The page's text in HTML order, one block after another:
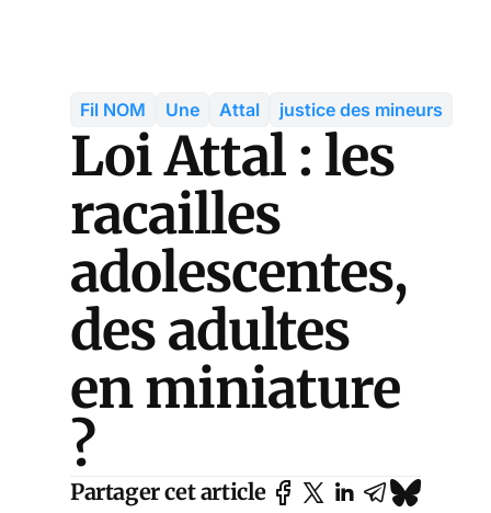
Fil NOM Une Attal justice des mineurs
Loi Attal : les
racailles
adolescentes,
des adultes
en miniature
?
Partager cet article